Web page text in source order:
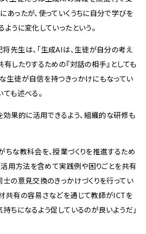
あったが、使っていくうちに自分で学びを
うに変化していったという。
先生は、「生成AIは、生徒が自分の考え
有したりするための『対話の相手』としても
生徒が自信を持つきっかけにもなってい
も述べる。
果的に活用できるよう、組織的な研修も
ちな教科会を、授業づくりを推進するため
活用方法を含めて実践例や困りごとを共有
士の意見交換のきっかけづくりを行ってい
共有の容易さなどを通じて教師がICTを
ちになるよう促しているのが良いようだ」